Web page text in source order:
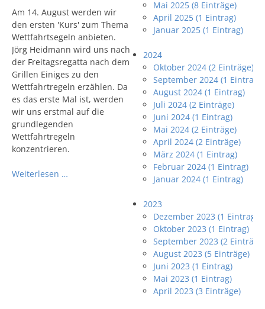
Am 14. August werden wir
den ersten 'Kurs' zum Thema
Wettfahrtsegeln anbieten.
Jörg Heidmann wird uns nach
der Freitagsregatta nach dem
Grillen Einiges zu den
Wettfahrtregeln erzählen. Da
es das erste Mal ist, werden
wir uns erstmal auf die
grundlegenden
Wettfahrtregeln
konzentrieren.
Weiterlesen …
Mai 2025 (8 Einträge)
April 2025 (1 Eintrag)
Januar 2025 (1 Eintrag)
2024
Oktober 2024 (2 Einträge)
September 2024 (1 Eintrag)
August 2024 (1 Eintrag)
Juli 2024 (2 Einträge)
Juni 2024 (1 Eintrag)
Mai 2024 (2 Einträge)
April 2024 (2 Einträge)
März 2024 (1 Eintrag)
Februar 2024 (1 Eintrag)
Januar 2024 (1 Eintrag)
2023
Dezember 2023 (1 Eintrag)
Oktober 2023 (1 Eintrag)
September 2023 (2 Einträge)
August 2023 (5 Einträge)
Juni 2023 (1 Eintrag)
Mai 2023 (1 Eintrag)
April 2023 (3 Einträge)